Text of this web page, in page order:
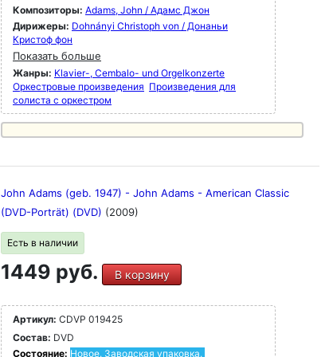
Композиторы: Adams, John / Адамс Джон
Дирижеры: Dohnányi Christoph von / Донаньи
Кристоф фон
Показать больше
Жанры: Klavier-, Cembalo- und Orgelkonzerte
Оркестровые произведения Произведения для
солиста с оркестром
John Adams (geb. 1947) - John Adams - American Classic
(DVD-Porträt) (DVD) (2009)
Есть в наличии
1449 руб. В корзину
Артикул: CDVP 019425
Состав: DVD
Состояние: Новое. Заводская упаковка.